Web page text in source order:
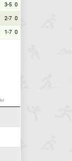
3-5 0
2-7 0
1-7 0